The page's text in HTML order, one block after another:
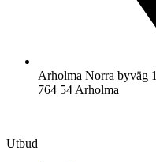
Arholma Norra byväg 1
764 54 Arholma
Utbud